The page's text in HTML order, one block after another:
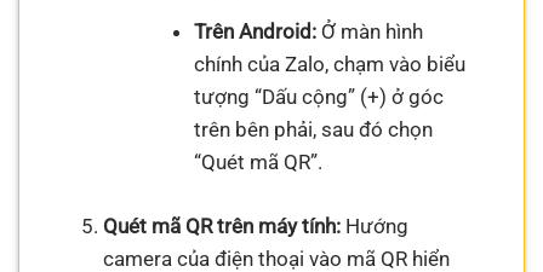
Trên Android:Ở màn hình
chính của Zalo, chạm vào biểu
tượng “Dấu cộng” (+) ở góc
trên bên phải, sau đó chọn
“Quét mã QR”.
Quét mã QR trên máy tính:Hướng
camera của điện thoại vào mã QR hiển